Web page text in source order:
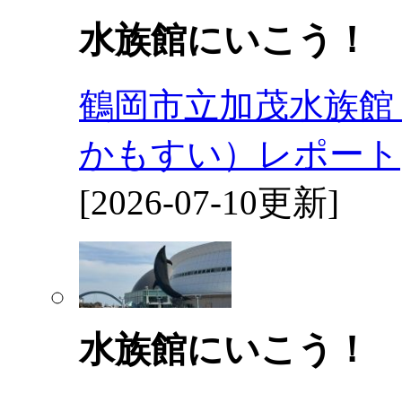
水族館にいこう！
鶴岡市立加茂水族
かもすい）レポート
[2026-07-10更新]
水族館にいこう！